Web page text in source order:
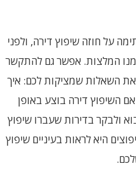
על חוזה שיפוץ דירה, ולפני
המלצות. אפשר גם להתקשר
השאלות שמציקות לכם: איך
השיפוץ דירה בוצע באופן
ולבקר בדירות שעברו שיפוץ
היא לראות בעיניים שיפוץ